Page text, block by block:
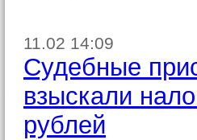
11.02 14:09
Судебные
взыскали
рублей